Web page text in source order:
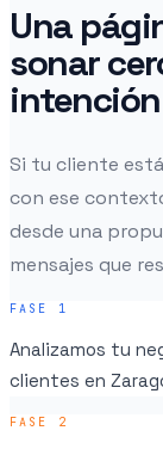
Una
sonar
intención
Si tu cliente
con ese
desde una
mensajes que
FASE 1
Analizamos tu
clientes en
FASE 2